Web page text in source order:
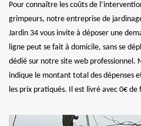
Pour connaître les coûts de
grimpeurs, notre entreprise de
Jardin 34 vous invite à déposer une
ligne peut se fait à domicile, sans se
dédié sur notre site web professionnel.
indique le montant total des dépenses
les prix pratiqués. Il est livré avec 0€ de